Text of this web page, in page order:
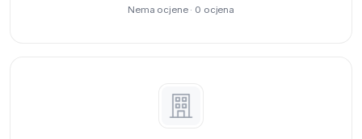
Nema ocjene · 0 ocjena